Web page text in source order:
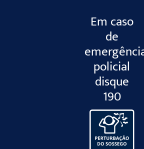
Em caso
de
policial
disque
190